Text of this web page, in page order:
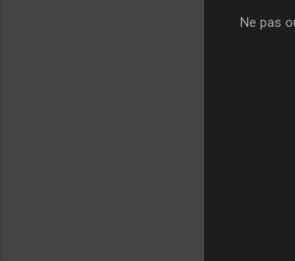
Ne pas